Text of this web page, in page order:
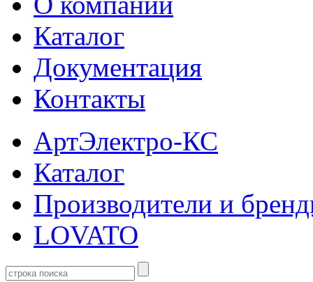
Каталог
Документация
Контакты
АртЭлектро-КС
Каталог
Производители и
LOVATO